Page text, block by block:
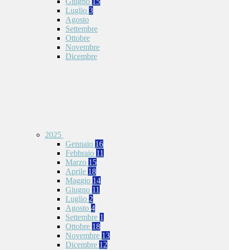
Luglio 3
Agosto
Settembre
Ottobre
Novembre
Dicembre
2025
Gennaio 16
Febbraio 11
Marzo 15
Aprile 18
Maggio 14
Giugno 11
Luglio 2
Agosto 4
Settembre 1
Ottobre 18
Novembre 13
Dicembre 12